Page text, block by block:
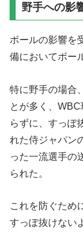
野手への影
ボールの影響を
備においてボー
特に野手の場合
とが多く、
らずに、すっぽ
れた侍ジャパン
った一流選手の
られた。
これを防ぐため
すっぽ抜けない